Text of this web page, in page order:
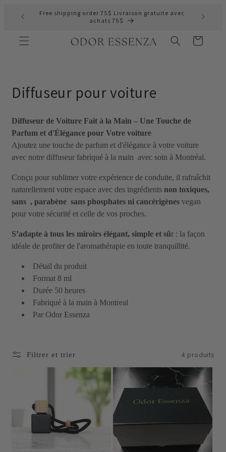
passerFree shipping order 75$ Livraison gratuite avec
achats 75$
Panier
C
l
l
e
c
t
i
o
Diffuseur pour voiture
Diffuseur de Voiture Fait à la Main – Une Touche de
Parfum et d'Élégance pour Votre voiture
Ajoutez une touche de parfum et d'élégance à votre voiture
avec notre diffuseur fabriqué à la main avec soin à Montréal.
Conçu pour sublimer votre expérience de conduite, il rafraîchit
naturellement votre espace avec des ingrédients non toxiques,
sans , parabène sans phosphates ni cancérigènes vegan
pour votre sécurité et celle de vos proches.
S’adapte à tous les miroirs élégant, simple et sûr : la façon
idéale de profiter de l'aromathérapie en toute tranquillité.
Détail du produit
Format 8 ml
Durée 50 heures
Fabriqué à la main à Montreal
Par Odor Essenza
Filtrer et trier 4 produits